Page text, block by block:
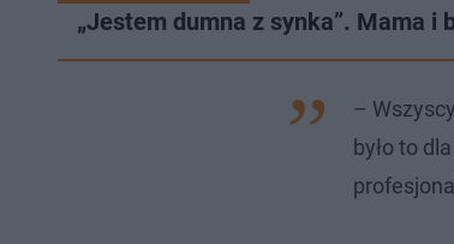
„Jestem dumna z synka”. Mama
–
było to